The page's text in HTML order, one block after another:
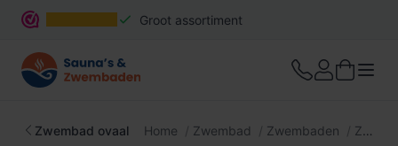
Groot assortiment
Zwembad ovaal Home Zwembad Zwembaden Zwembad ovaal